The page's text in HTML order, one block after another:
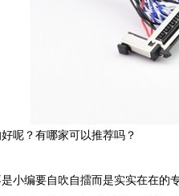
呢？有哪家可以推荐吗？
小编要自吹自擂而是实实在在的